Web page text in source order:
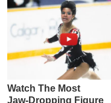
इ
म
ई
-
प